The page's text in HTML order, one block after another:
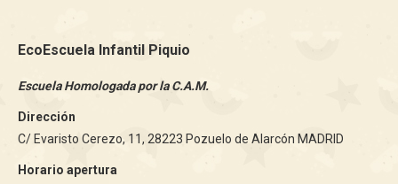
EcoEscuela Infantil Piquio
Escuela Homologada por la C.A.M.
Dirección
C/ Evaristo Cerezo, 11, 28223 Pozuelo de Alarcón MADRID
Horario apertura